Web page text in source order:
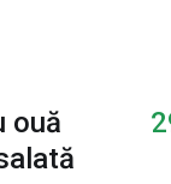
ouă